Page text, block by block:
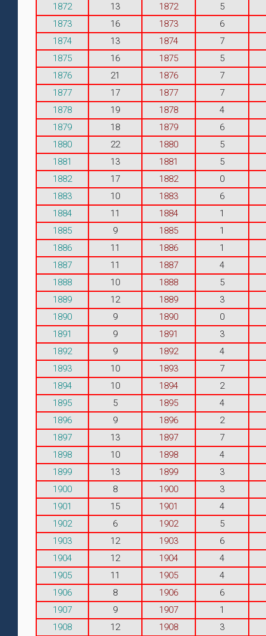
1872
13 1872
5
1873
16 1873
6
1874
13 1874
7
1875
16 1875
5
1876
21 1876
7
1877
17 1877
7
1878
19 1878
4
1879
18 1879
6
1880
22 1880
5
1881
13 1881
5
1882
17 1882
0
1883
10 1883
6
1884
11 1884
1
1885
9 1885
1
1886
11 1886
1
1887
11 1887
4
1888
10 1888
5
1889
12 1889
3
1890
9 1890
0
1891
9 1891
3
1892
9 1892
4
1893
10 1893
7
1894
10 1894
2
1895
5 1895
4
1896
9 1896
2
1897
13 1897
7
1898
10 1898
4
1899
13 1899
3
1900
8 1900
3
1901
15 1901
4
1902
6 1902
5
1903
12 1903
6
1904
12 1904
4
1905
11 1905
4
1906
8 1906
6
1907
9 1907
1
1908
12 1908 3